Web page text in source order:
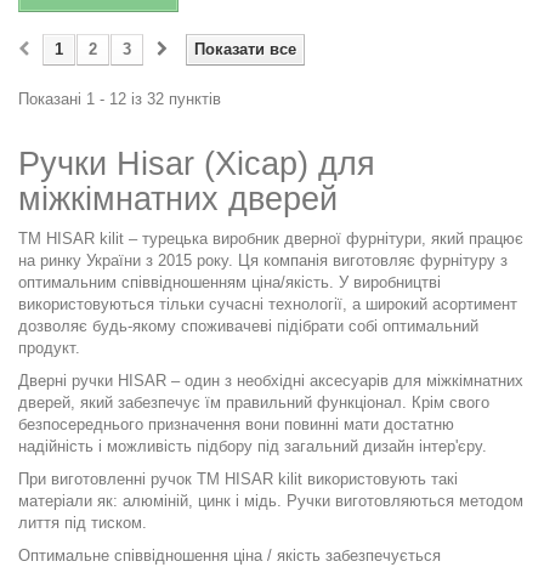
Показати все
1 2 3
Показані 1 - 12 із 32 пунктів
Ручки Hisar (Хісар) для
міжкімнатних дверей
ТМ HISAR kilit – турецька виробник дверної фурнітури, який працює
на ринку України з 2015 року. Ця компанія виготовляє фурнітуру з
оптимальним співвідношенням ціна/якість. У виробництві
використовуються тільки сучасні технології, а широкий асортимент
дозволяє будь-якому споживачеві підібрати собі оптимальний
продукт.
Дверні ручки HISAR – один з необхідні аксесуарів для міжкімнатних
дверей, який забезпечує їм правильний функціонал. Крім свого
безпосереднього призначення вони повинні мати достатню
надійність і можливість підбору під загальний дизайн інтер'єру.
При виготовленні ручок ТМ HISAR kilit використовують такі
матеріали як: алюміній, цинк і мідь. Ручки виготовляються методом
лиття під тиском.
Оптимальне співвідношення ціна / якість забезпечується